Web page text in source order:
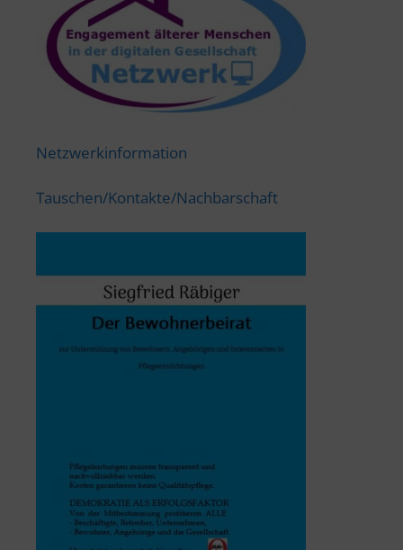
Netzwerkinformation
Tauschen/Kontakte/Nachbarschaft